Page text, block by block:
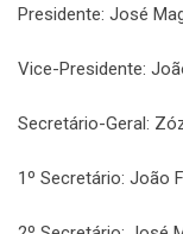
Presidente: José
Vice-Presidente:
Secretário-Geral:
1º Secretário: João